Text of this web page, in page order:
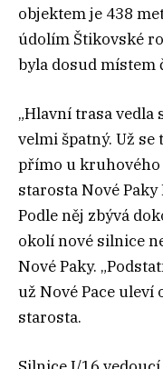
objektem je 438
údolím Štikovské
byla dosud místem
„Hlavní trasa vedla
velmi špatný. Už
přímo u kruhového
starosta Nové Paky
Podle něj zbývá
okolí nové silnice
Nové Paky.
už Nové Pace uleví
starosta.